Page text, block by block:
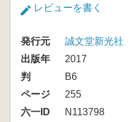
レビューを書く
発行元
誠文堂新光社
出版年
2017
判
B6
ページ
255
六一ID
N113798